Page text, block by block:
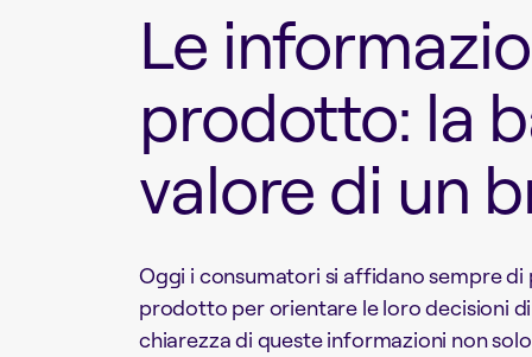
Le
prodotto: la
valore di un
Oggi i consumatori si affidano sempre di
prodotto per orientare le loro decisioni
chiarezza di queste informazioni non